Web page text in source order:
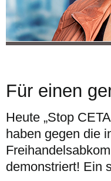
Für einen
Heute „Stop
haben gegen die
demonstriert! Ein